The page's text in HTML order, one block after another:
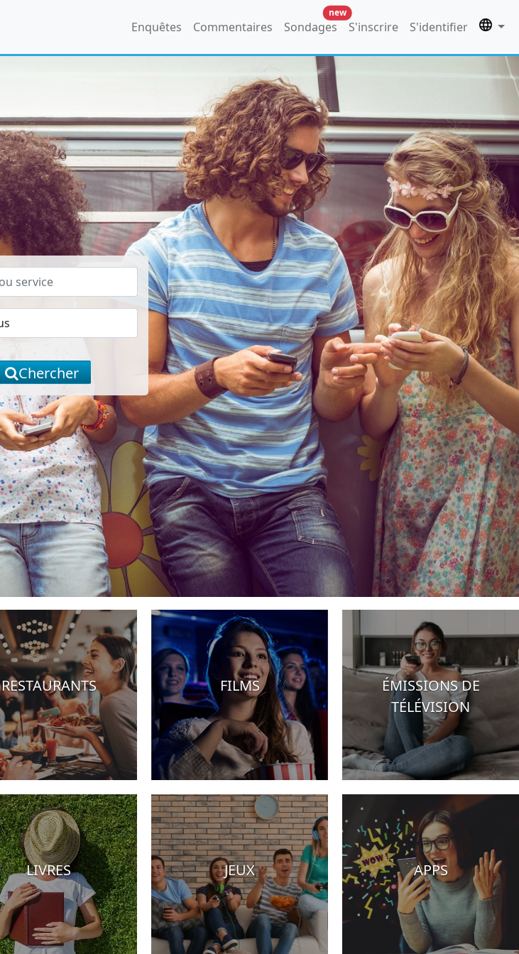
Enquêtes Commentaires Sondages
new
S'inscrire S'identifier
Chercher
Hotels
RESTAURANTS FILMS
ÉMISSIONS DE
TÉLÉVISION
LIVRES JEUX APPS